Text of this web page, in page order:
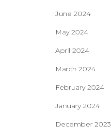
June 2024
May 2024
April 2024
March 2024
February 2024
January 2024
December 2023